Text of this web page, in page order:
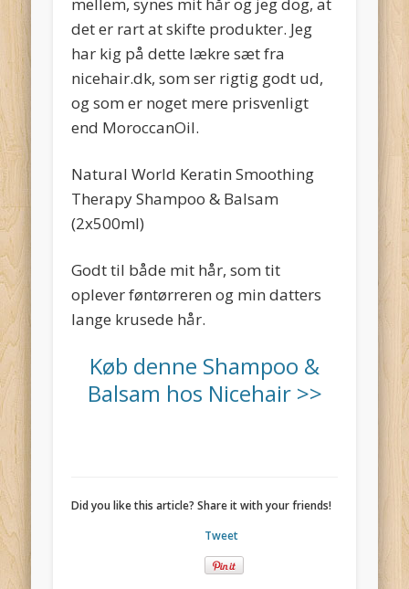
det er rart at skifte produkter. Jeg
har kig på dette lækre sæt fra
nicehair.dk, som ser rigtig godt ud,
og som er noget mere prisvenligt
end MoroccanOil.
Natural World Keratin Smoothing
Therapy Shampoo & Balsam
(2x500ml)
Godt til både mit hår, som tit
oplever føntørreren og min datters
lange krusede hår.
Køb denne Shampoo &
Balsam hos Nicehair >>
Did you like this article? Share it with your friends!
Tweet